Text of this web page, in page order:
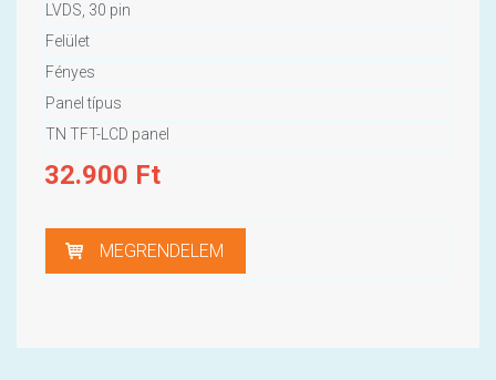
LVDS, 30 pin
Felület
Fényes
Panel típus
TN TFT-LCD panel
32.900 Ft
MEGRENDELEM